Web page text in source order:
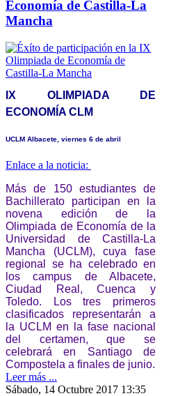
Economía de Castilla-La
Mancha
IX OLIMPIADA DE
ECONOMÍA CLM
UCLM Albacete, viernes 6 de abril
Enlace a la noticia:
Más de 150 estudiantes de
Bachillerato participan en la
novena edición de la
Olimpiada de Economía de la
Universidad de Castilla-La
Mancha (UCLM), cuya fase
regional se ha celebrado en
los campus de Albacete,
Ciudad Real, Cuenca y
Toledo. Los tres primeros
clasificados representarán a
la UCLM en la fase nacional
del certamen, que se
celebrará en Santiago de
Compostela a finales de junio.
Leer más ...
Sábado, 14 Octubre 2017 13:35